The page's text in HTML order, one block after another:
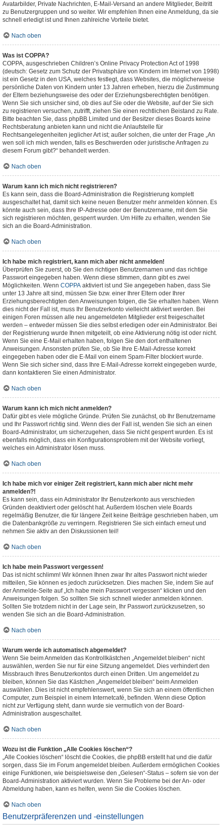
Avatarbilder, Private Nachrichten, E-Mail-Versand an andere Mitglieder, Beitritt
zu Benutzergruppen und so weiter. Wir empfehlen Ihnen eine Anmeldung, da sie
schnell erledigt ist und Ihnen zahlreiche Vorteile bietet.
Nach oben
Was ist COPPA?
COPPA, ausgeschrieben Children’s Online Privacy Protection Act of 1998
(deutsch: Gesetz zum Schutz der Privatsphäre von Kindern im Internet von 1998)
ist ein Gesetz in den USA, welches festlegt, dass Websites, die möglicherweise
persönliche Daten von Kindern unter 13 Jahren erheben, hierzu die Zustimmung
der Eltern beziehungsweise des oder der Erziehungsberechtigten benötigen.
Wenn Sie sich unsicher sind, ob dies auf Sie oder die Website, auf der Sie sich
zu registrieren versuchen, zutrifft, ziehen Sie einen rechtlichen Beistand zu Rate.
Bitte beachten Sie, dass phpBB Limited und der Besitzer dieses Boards keine
Rechtsberatung anbieten kann und nicht die Anlaufstelle für
Rechtsangelegenheiten jeglicher Art ist; außer solchen, die unter der Frage „An
wen soll ich mich wenden, falls es Beschwerden oder juristische Anfragen zu
diesem Forum gibt?“ behandelt werden.
Nach oben
Warum kann ich mich nicht registrieren?
Es kann sein, dass die Board-Administration die Registrierung komplett
ausgeschaltet hat, damit sich keine neuen Benutzer mehr anmelden können. Es
könnte auch sein, dass Ihre IP-Adresse oder der Benutzername, mit dem Sie
sich registrieren möchten, gesperrt wurden. Um Hilfe zu erhalten, wenden Sie
sich an die Board-Administration.
Nach oben
Ich habe mich registriert, kann mich aber nicht anmelden!
Überprüfen Sie zuerst, ob Sie den richtigen Benutzernamen und das richtige
Passwort eingegeben haben. Wenn diese stimmen, dann gibt es zwei
Möglichkeiten. Wenn COPPA aktiviert ist und Sie angegeben haben, dass Sie
unter 13 Jahre alt sind, müssen Sie bzw. einer Ihrer Eltern oder Ihrer
Erziehungsberechtigten den Anweisungen folgen, die Sie erhalten haben. Wenn
dies nicht der Fall ist, muss Ihr Benutzerkonto vielleicht aktiviert werden. Bei
einigen Foren müssen alle neu angemeldeten Mitglieder erst freigeschaltet
werden – entweder müssen Sie dies selbst erledigen oder ein Administrator. Bei
der Registrierung wurde Ihnen mitgeteilt, ob eine Aktivierung nötig ist oder nicht.
Wenn Sie eine E-Mail erhalten haben, folgen Sie den dort enthaltenen
Anweisungen. Ansonsten prüfen Sie, ob Sie Ihre E-Mail-Adresse korrekt
eingegeben haben oder die E-Mail von einem Spam-Filter blockiert wurde.
Wenn Sie sich sicher sind, dass Ihre E-Mail-Adresse korrekt eingegeben wurde,
dann kontaktieren Sie einen Administrator.
Nach oben
Warum kann ich mich nicht anmelden?
Dafür gibt es viele mögliche Gründe. Prüfen Sie zunächst, ob Ihr Benutzername
und Ihr Passwort richtig sind. Wenn dies der Fall ist, wenden Sie sich an einen
Board-Administrator, um sicherzugehen, dass Sie nicht gesperrt wurden. Es ist
ebenfalls möglich, dass ein Konfigurationsproblem mit der Website vorliegt,
welches ein Administrator lösen muss.
Nach oben
Ich habe mich vor einiger Zeit registriert, kann mich aber nicht mehr
anmelden?!
Es kann sein, dass ein Administrator Ihr Benutzerkonto aus verschieden
Gründen deaktiviert oder gelöscht hat. Außerdem löschen viele Boards
regelmäßig Benutzer, die für längere Zeit keine Beiträge geschrieben haben, um
die Datenbankgröße zu verringern. Registrieren Sie sich einfach erneut und
nehmen Sie aktiv an den Diskussionen teil!
Nach oben
Ich habe mein Passwort vergessen!
Das ist nicht schlimm! Wir können Ihnen zwar Ihr altes Passwort nicht wieder
mitteilen, Sie können es jedoch zurücksetzen. Dies machen Sie, indem Sie auf
der Anmelde-Seite auf „Ich habe mein Passwort vergessen“ klicken und den
Anweisungen folgen. So sollten Sie sich schnell wieder anmelden können.
Sollten Sie trotzdem nicht in der Lage sein, Ihr Passwort zurückzusetzen, so
wenden Sie sich an die Board-Administration.
Nach oben
Warum werde ich automatisch abgemeldet?
Wenn Sie beim Anmelden das Kontrollkästchen „Angemeldet bleiben“ nicht
auswählen, werden Sie nur für eine Sitzung angemeldet. Dies verhindert den
Missbrauch Ihres Benutzerkontos durch einen Dritten. Um angemeldet zu
bleiben, können Sie das Kästchen „Angemeldet bleiben“ beim Anmelden
auswählen. Dies ist nicht empfehlenswert, wenn Sie sich an einem öffentlichen
Computer, zum Beispiel in einem Internetcafé, befinden. Wenn diese Option
nicht zur Verfügung steht, dann wurde sie vermutlich von der Board-
Administration ausgeschaltet.
Nach oben
Wozu ist die Funktion „Alle Cookies löschen“?
„Alle Cookies löschen“ löscht die Cookies, die phpBB erstellt hat und die dafür
sorgen, dass Sie im Forum angemeldet bleiben. Außerdem ermöglichen Cookies
einige Funktionen, wie beispielsweise den „Gelesen“-Status – sofern sie von der
Board-Administration aktiviert wurden. Wenn Sie Probleme bei der An- oder
Abmeldung haben, kann es helfen, wenn Sie die Cookies löschen.
Nach oben
Benutzerpräferenzen und -einstellungen